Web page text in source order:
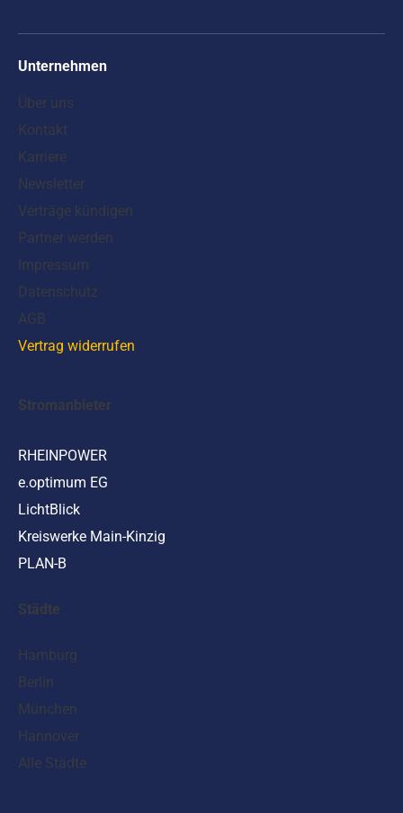
Unternehmen
Über uns
Kontakt
Karriere
Newsletter
Verträge kündigen
Partner werden
Impressum
Datenschutz
AGB
Vertrag widerrufen
Stromanbieter
RHEINPOWER
e.optimum EG
LichtBlick
Kreiswerke Main-Kinzig
PLAN-B
Städte
Hamburg
Berlin
München
Hannover
Alle Städte